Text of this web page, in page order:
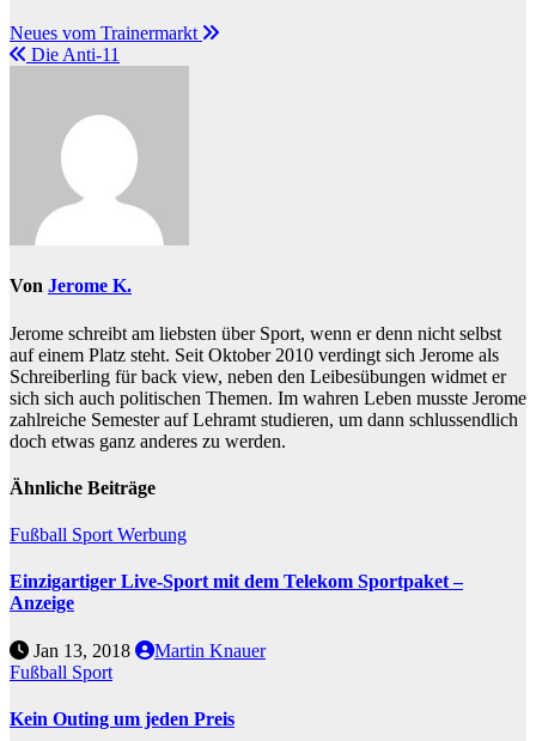
Neues vom Trainermarkt
Die Anti-11
Von Jerome K.
Jerome schreibt am liebsten über Sport, wenn er denn nicht selbst
auf einem Platz steht. Seit Oktober 2010 verdingt sich Jerome als
Schreiberling für back view, neben den Leibesübungen widmet er
sich sich auch politischen Themen. Im wahren Leben musste Jerome
zahlreiche Semester auf Lehramt studieren, um dann schlussendlich
doch etwas ganz anderes zu werden.
Ähnliche Beiträge
Fußball Sport Werbung
Einzigartiger Live-Sport mit dem Telekom Sportpaket –
Anzeige
Jan 13, 2018
Martin Knauer
Fußball Sport
Kein Outing um jeden Preis